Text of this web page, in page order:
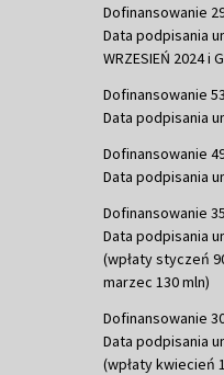
Dofinansowanie
Data podpisania
WRZESIEŃ 2024 i
Dofinansowanie
Data podpisania
Dofinansowanie
Data podpisania
Dofinansowanie
Data podpisania
(wpłaty styczeń
marzec 130 mln)
Dofinansowanie
Data podpisania
(wpłaty kwiecień